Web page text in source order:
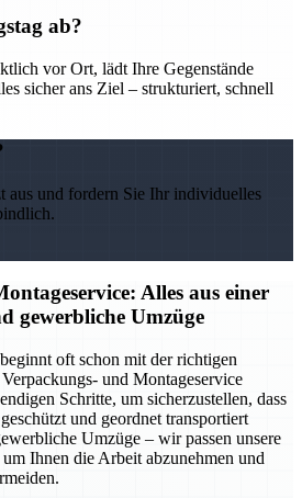
ab?
vor Ort, lädt Ihre Gegenstände
sicher ans Ziel – strukturiert, schnell
aus und fordern Sie Ihr individuelles
Alles aus einer
gewerbliche Umzüge
oft schon mit der richtigen
und Montageservice
Schritte, um sicherzustellen, dass
und geordnet transportiert
Umzüge – wir passen unsere
Ihnen die Arbeit abzunehmen und